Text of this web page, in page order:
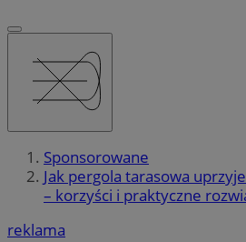
Sponsorowane
Jak pergola tarasowa
– korzyści i praktyczne
reklama